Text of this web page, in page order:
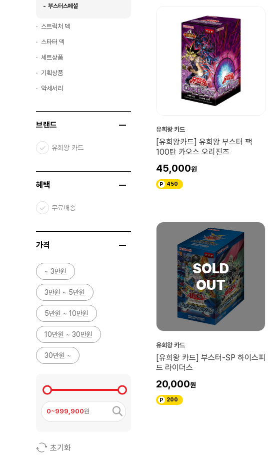
부스터스페셜
스트럭처 덱
스타터 덱
세트상품
기획상품
악세서리
브랜드
유희왕 카드
혜택
무료배송
가격
~ 3만원
3만원 ~ 5만원
5만원 ~ 10만원
10만원 ~ 30만원
30만원 ~
0~999,900원
초기화
유희왕 카드
[유희왕카드] 유희왕 부스터 팩
100탄 카오스 오리진즈
45,000
450
유희왕 카드
[유희왕 카드] 부스터-SP 하이스피
드 라이더스
20,000
200